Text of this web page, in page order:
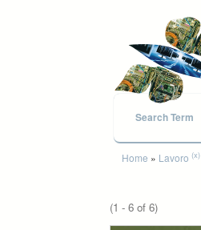
Search Term
You are here
Home » Lavoro (x)
(1 - 6 of 6)